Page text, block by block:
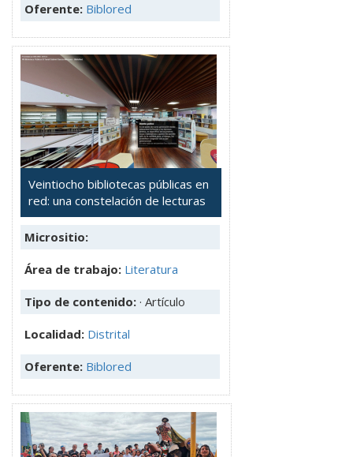
Oferente: Biblored
Veintiocho bibliotecas públicas en
red: una constelación de lecturas
Micrositio:
Área de trabajo: Literatura
Tipo de contenido: · Artículo
Localidad: Distrital
Oferente: Biblored